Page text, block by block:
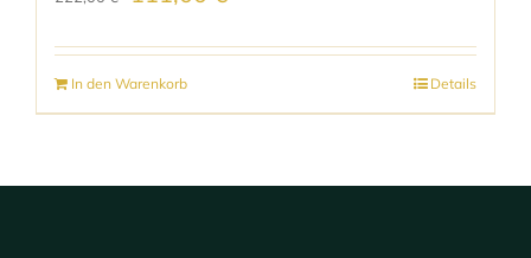
war:
222,00 €
ist:
In den Warenkorb Details